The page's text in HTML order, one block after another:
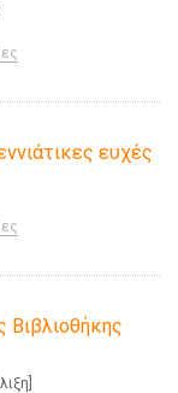
ευχές
Βιβλιοθήκης